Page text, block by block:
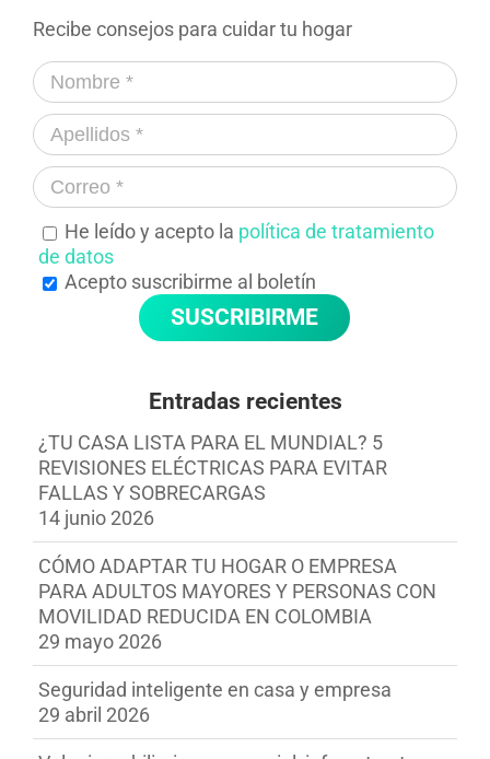
Recibe consejos para cuidar tu hogar
He leído y acepto la política de tratamiento
de datos
Acepto suscribirme al boletín
Entradas recientes
¿TU CASA LISTA PARA EL MUNDIAL? 5
REVISIONES ELÉCTRICAS PARA EVITAR
FALLAS Y SOBRECARGAS
14 junio 2026
CÓMO ADAPTAR TU HOGAR O EMPRESA
PARA ADULTOS MAYORES Y PERSONAS CON
MOVILIDAD REDUCIDA EN COLOMBIA
29 mayo 2026
Seguridad inteligente en casa y empresa
29 abril 2026